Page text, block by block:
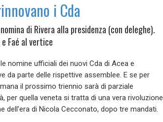
i Cda
di Rivera alla presidenza (con deleghe).
Faé al vertice
nomine ufficiali dei nuovi Cda di Acea e
da parte delle rispettive assemblee. E se per
il prossimo triennio sarà di parziale
per quella veneta si tratta di una vera rivoluzione
dell’era di Nicola Cecconato, dopo tre mandati.